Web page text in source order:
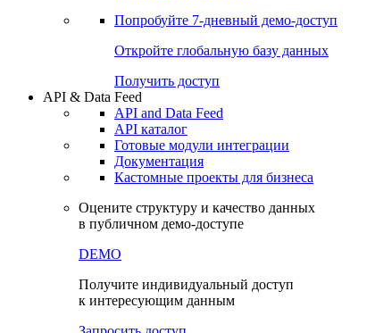
Попробуйте 7-дневный демо-доступ
Откройте глобальную базу данных
Получить доступ
API & Data Feed
API and Data Feed
API каталог
Готовые модули интеграции
Документация
Кастомные проекты для бизнеса
Оцените структуру и качество данных
в публичном демо-доступе
DEMO
Получите индивидуальный доступ
к интересующим данным